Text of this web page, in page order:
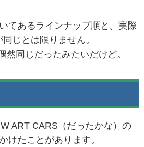
てあるラインナップ順と、実際
じとは限りません。
然同じだったみたいだけど。
ART CARS（だったかな）の
けたことがあります。